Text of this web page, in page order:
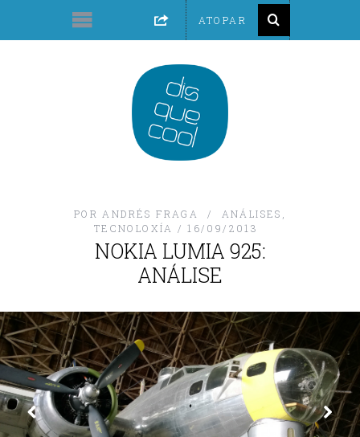
POR ANDRÉS FRAGA ANÁLISES
TECNOLOXÍA
16/09/2013
NOKIA LUMIA 925:
ANÁLISE